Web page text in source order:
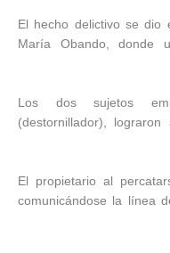
El hecho delictivo se dio
María Obando, donde
Los dos sujetos
(destornillador),
El propietario al
comunicándose la línea